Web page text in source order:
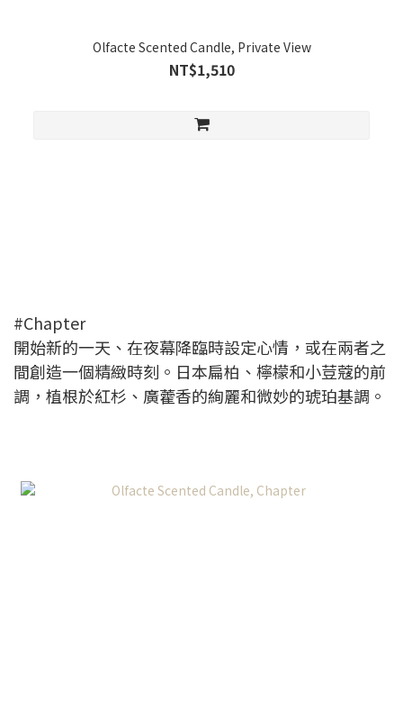
Olfacte Scented Candle, Private View
NT$1,510
#Chapter
開始新的一天、在夜幕降臨時設定心情，或在兩者之
間創造一個精緻時刻。日本扁柏、檸檬和小荳蔻的前
調，植根於紅杉、廣藿香的絢麗和微妙的琥珀基調。